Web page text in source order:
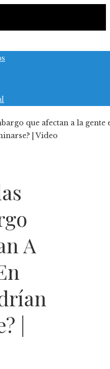
que afectan a la gente
| Video
A
|